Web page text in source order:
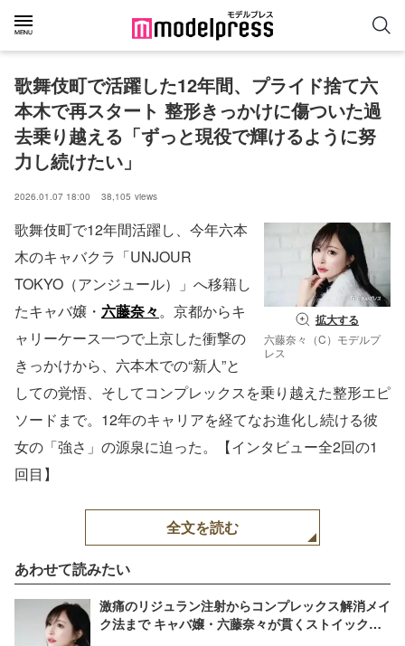
歌舞伎町で活躍した12年間、プライド捨て六
本木で再スタート 整形きっかけに傷ついた過
去乗り越える「ずっと現役で輝けるように努
力し続けたい」
2026.01.07 18:00 38,105 views
拡大する
六藤奈々（C）モデルプ
レス
歌舞伎町で12年間活躍し、今年六本
木のキャバクラ「UNJOUR
TOKYO（アンジュール）」へ移籍し
たキャバ嬢・ 六藤奈々。京都からキ
ャリーケース一つで上京した衝撃の
きっかけから、六本木での“新人”と
しての覚悟、そしてコンプレックスを乗り越えた整形エピ
ソードまで。12年のキャリアを経てなお進化し続ける彼
女の「強さ」の源泉に迫った。【インタビュー全2回の1
回目】
全文を読む
あわせて読みたい
激痛のリジュラン注射からコンプレックス解消メイ
ク法まで キャバ嬢・六藤奈々が貫くストイックな